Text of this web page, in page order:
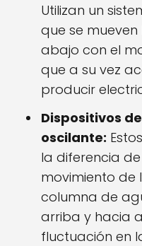
Utilizan un
que se
abajo con el
que a su vez
producir
Dispositivos
oscilante:
la diferencia
movimiento de
columna de
arriba y hacia
fluctuación en